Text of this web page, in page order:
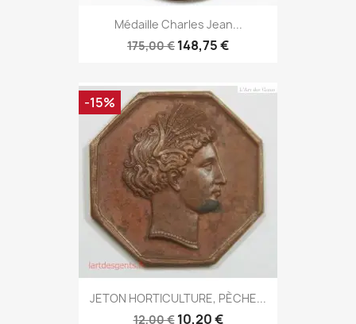
Médaille Charles Jean...
175,00 € 148,75 €
JETON HORTICULTURE, PÈCHE...
12,00 € 10,20 €
-15%